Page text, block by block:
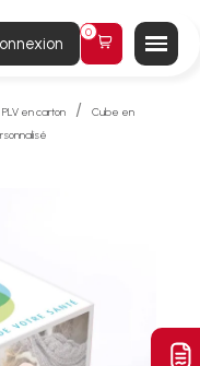
PLV en carton
Cube en